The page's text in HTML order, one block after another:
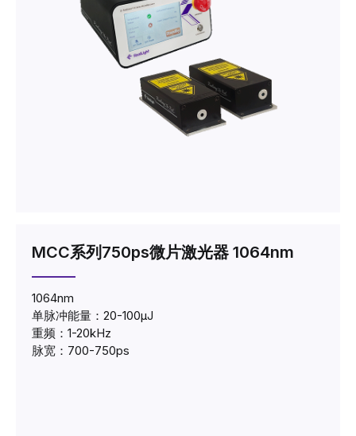
MCC系列750ps微片激光器 1064nm
1064nm
单脉冲能量：20-100μJ
重频：1-20kHz
脉宽：700-750ps